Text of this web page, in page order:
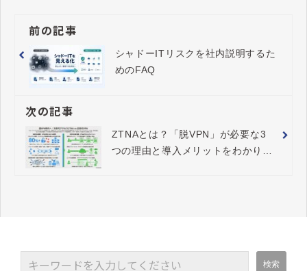
前の記事
シャドーITリスクを社内説明するた
めのFAQ
次の記事
ZTNAとは？「脱VPN」が必要な3
つの理由と導入メリットをわかりや